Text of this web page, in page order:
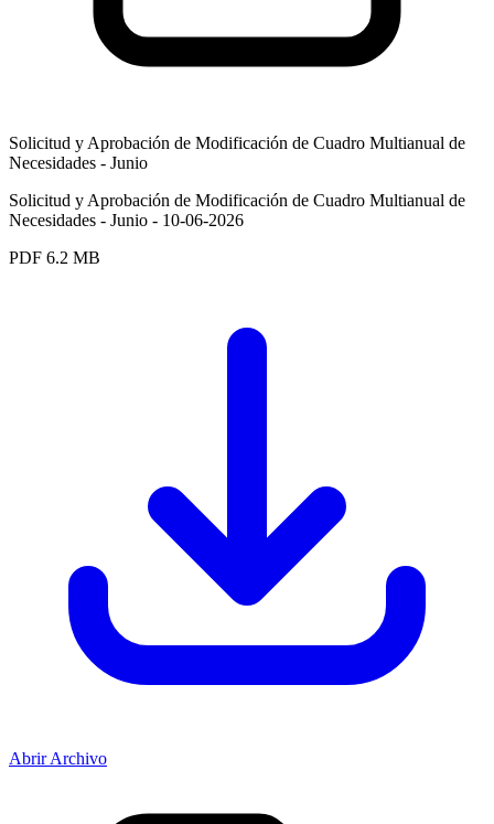
Solicitud y Aprobación de Modificación de Cuadro Multianual de
Necesidades - Junio
Solicitud y Aprobación de Modificación de Cuadro Multianual de
Necesidades - Junio - 10-06-2026
PDF 6.2 MB
Abrir Archivo